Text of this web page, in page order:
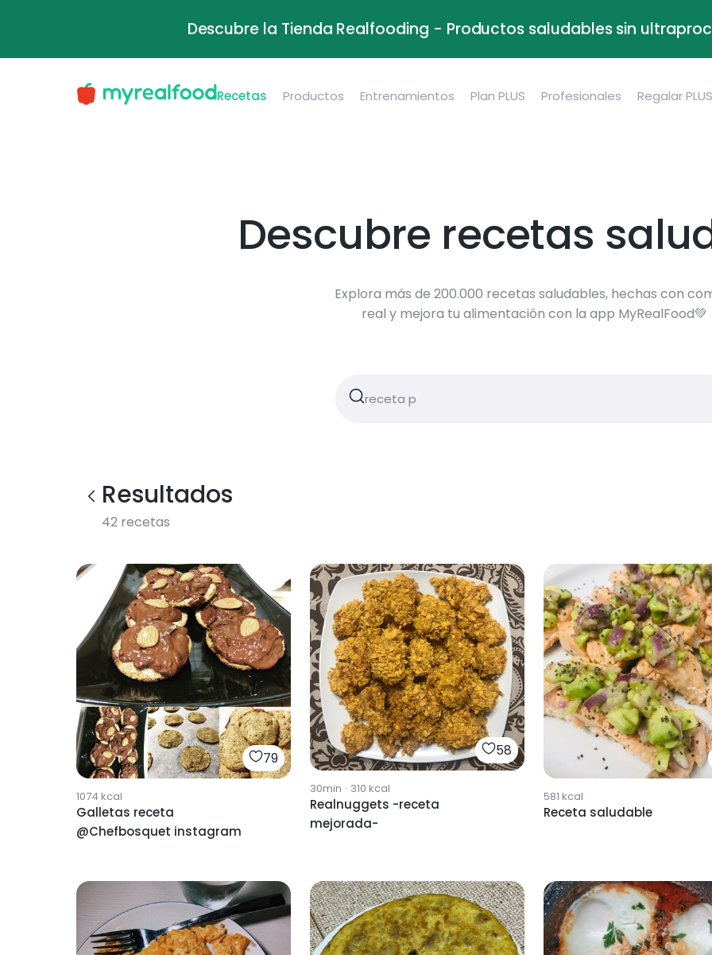
Descubre la Tienda Realfooding - Productos saludables sin
Recetas Productos Entrenamientos Plan PLUS Profesionales Regalar
Descubre recetas
Explora más de 200.000 recetas saludables, hechas con
real y mejora tu alimentación con la app MyRealFood💚
Resultados
42 recetas
79
1074 kcal
Galletas receta
@Chefbosquet instagram
58
30min · 310 kcal
Realnuggets -receta
mejorada-
581 kcal
Receta saludable